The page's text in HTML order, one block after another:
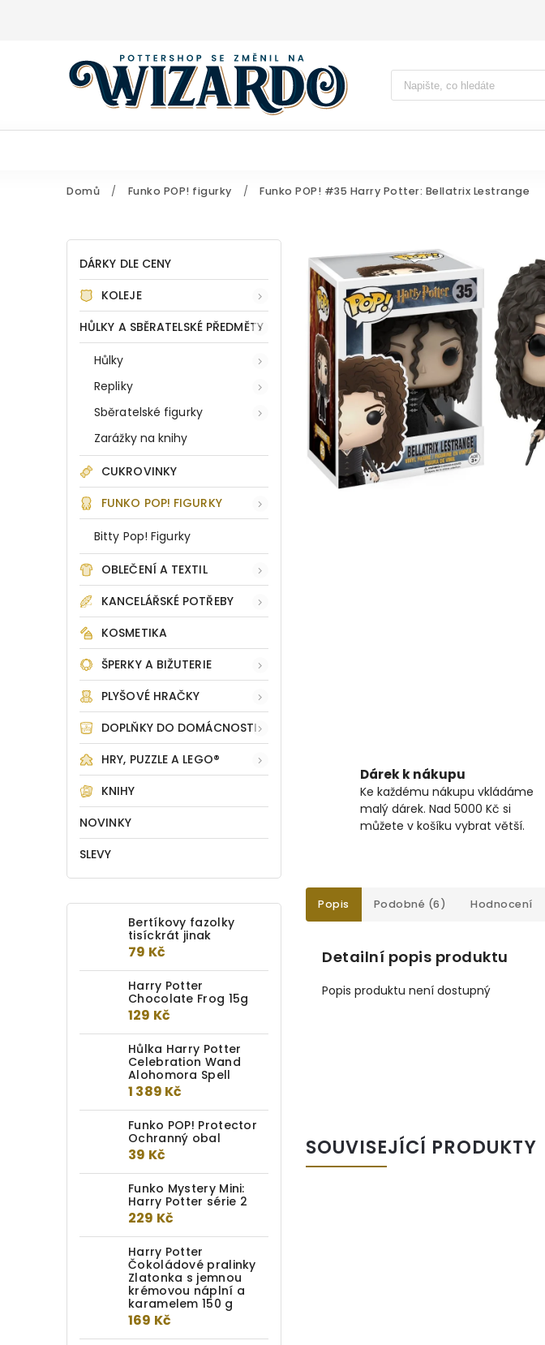
Vyhledávání
Domů / Funko POP! figurky / Funko POP! #35 Harry Potter: Bellatrix Lestrange
DÁRKY DLE CENY
KOLEJE
HŮLKY A SBĚRATELSKÉ PŘEDMĚTY
Hůlky
Repliky
Sběratelské figurky
Zarážky na knihy
CUKROVINKY
FUNKO POP! FIGURKY
Bitty Pop! Figurky
OBLEČENÍ A TEXTIL
KANCELÁŘSKÉ POTŘEBY
KOSMETIKA
ŠPERKY A BIŽUTERIE
PLYŠOVÉ HRAČKY
DOPLŇKY DO DOMÁCNOSTI
HRY, PUZZLE A LEGO®
KNIHY
NOVINKY
SLEVY
Bertíkovy fazolky
tisíckrát jinak
79 Kč
Harry Potter
Chocolate Frog 15g
129 Kč
Hůlka Harry Potter
Celebration Wand
Alohomora Spell
1 389 Kč
Funko POP! Protector
Ochranný obal
39 Kč
Funko Mystery Mini:
Harry Potter série 2
229 Kč
Harry Potter
Čokoládové pralinky
Zlatonka s jemnou
krémovou náplní a
karamelem 150 g
169 Kč
Dárek k nákupu
Ke každému nákupu vkládáme
malý dárek. Nad 5000 Kč si
můžete v košíku vybrat větší.
Popis Podobné (6) Hodnocení
Detailní popis produktu
Popis produktu není dostupný
SOUVISEJÍCÍ PRODUKTY